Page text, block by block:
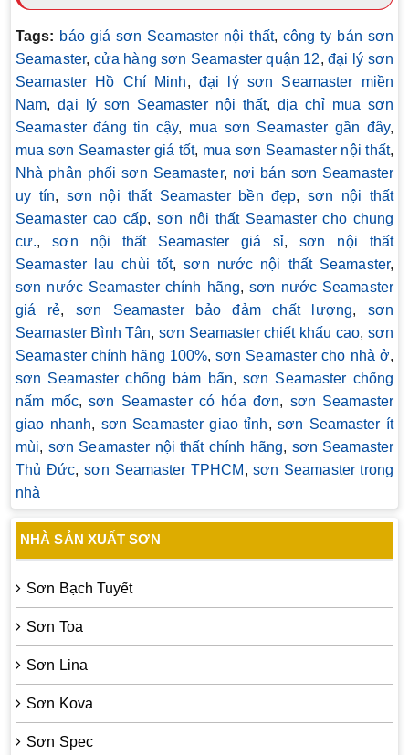
Tags: báo giá sơn Seamaster nội thất, công ty bán sơn
Seamaster, cửa hàng sơn Seamaster quận 12,đại lý sơn
Seamaster Hồ Chí Minh, đại lý sơn Seamaster miền
Nam,đại lý sơn Seamaster nội thất,địa chỉ mua sơn
Seamaster đáng tin cậy, mua sơn Seamaster gần đây,
mua sơn Seamaster giá tốt, mua sơn Seamaster nội thất,
Nhà phân phối sơn Seamaster, nơi bán sơn Seamaster
uy tín, sơn nội thất Seamaster bền đẹp,sơn nội thất
Seamaster cao cấp, sơn nội thất Seamaster cho chung
cư.,sơn nội thất Seamaster giá sỉ,sơn nội thất
Seamaster lau chùi tốt,sơn nước nội thất Seamaster,
sơn nước Seamaster chính hãng,sơn nước Seamaster
giá rẻ, sơn Seamaster bảo đảm chất lượng, sơn
Seamaster Bình Tân,sơn Seamaster chiết khấu cao, sơn
Seamaster chính hãng 100%,sơn Seamaster cho nhà ở,
sơn Seamaster chống bám bẩn,sơn Seamaster chống
nấm mốc,sơn Seamaster có hóa đơn, sơn Seamaster
giao nhanh, sơn Seamaster giao tỉnh, sơn Seamaster ít
mùi, sơn Seamaster nội thất chính hãng, sơn Seamaster
Thủ Đức, sơn Seamaster TPHCM ,sơn Seamaster trong
nhà
NHÀ SẢN XUẤT SƠN
Sơn Bạch Tuyết
Sơn Toa
Sơn Lina
Sơn Kova
Sơn Spec